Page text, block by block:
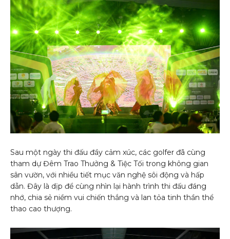
Sau một ngày thi đấu đầy cảm xúc, các golfer đã cùng
tham dự Đêm Trao Thưởng & Tiệc Tối trong không gian
sân vườn, với nhiều tiết mục văn nghệ sôi động và hấp
dẫn. Đây là dịp để cùng nhìn lại hành trình thi đấu đáng
nhớ, chia sẻ niềm vui chiến thắng và lan tỏa tinh thần thể
thao cao thượng.